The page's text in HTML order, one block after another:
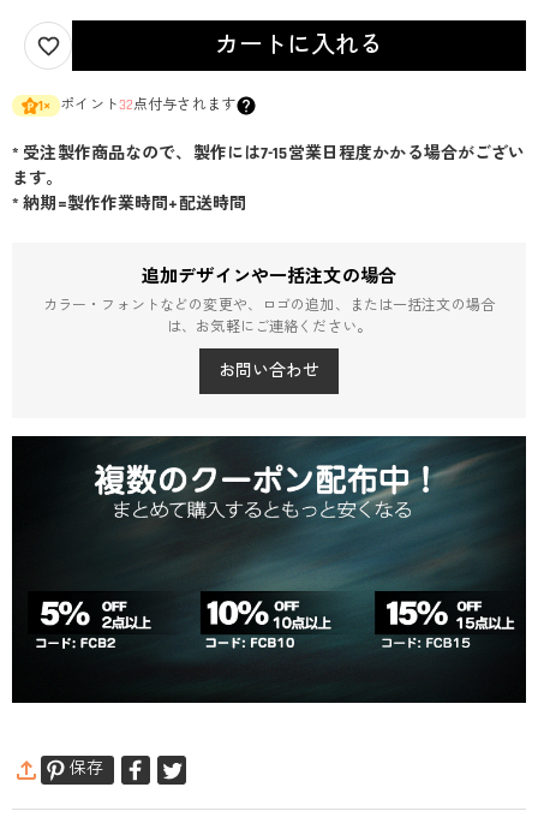
カートに入れる
1× ポイント32点付与されます
* 受注製作商品なので、製作には7-15営業日程度かかる場合がござい
ます。
* 納期=製作作業時間+配送時間
追加デザインや一括注文の場合
カラー・フォントなどの変更や、ロゴの追加、または一括注文の場合
は、お気軽にご連絡ください。
お問い合わせ
保存